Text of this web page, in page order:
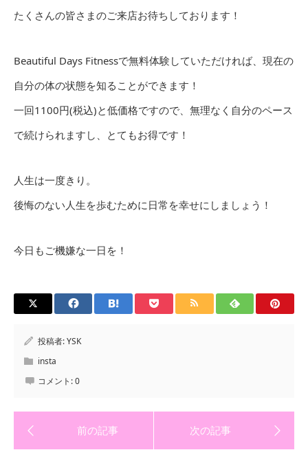
たくさんの皆さまのご来店お待ちしております！
Beautiful Days Fitnessで無料体験していただければ、現在の
自分の体の状態を知ることができます！
一回1100円(税込)と低価格ですので、無理なく自分のペース
で続けられますし、とてもお得です！
人生は一度きり。
後悔のない人生を歩むために日常を幸せにしましょう！
今日もご機嫌な一日を！
投稿者:YSK
insta
コメント:0